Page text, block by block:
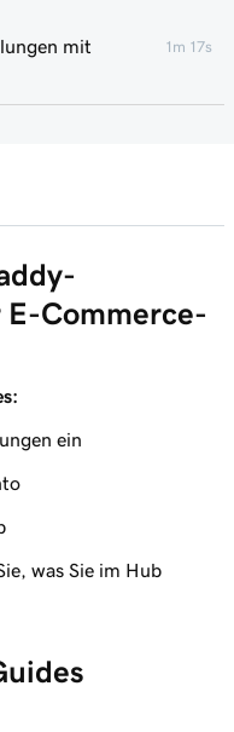
mit
1m 17s
GoDaddy-
Commerce-
ein
was Sie im Hub